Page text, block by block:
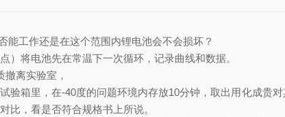
能工作还是在这个范围内锂电池会不会损坏？
）将电池先在常温下一次循环，记录曲线和数据。
离实验室，
验箱里，在-40度的问题环境内存放10分钟，取出用化成贵
比，看是否符合规格书上所说。